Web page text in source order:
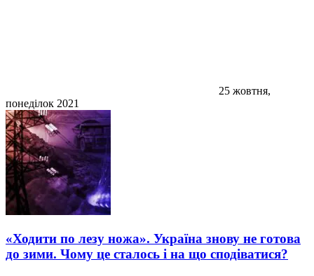
25 жовтня,
понеділок 2021
«Ходити по лезу ножа». Україна знову не готова
до зими. Чому це сталось і на що сподіватися?